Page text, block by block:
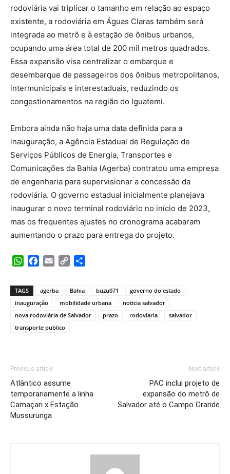
rodoviária vai triplicar o tamanho em relação ao espaço
existente, a rodoviária em Águas Claras também será
integrada ao metrô e à estação de ônibus urbanos,
ocupando uma área total de 200 mil metros quadrados.
Essa expansão visa centralizar o embarque e
desembarque de passageiros dos ônibus metropolitanos,
intermunicipais e interestaduais, reduzindo os
congestionamentos na região do Iguatemi.
Embora ainda não haja uma data definida para a
inauguração, a Agência Estadual de Regulação de
Serviços Públicos de Energia, Transportes e
Comunicações da Bahia (Agerba) contratou uma empresa
de engenharia para supervisionar a concessão da
rodoviária. O governo estadual inicialmente planejava
inaugurar o novo terminal rodoviário no início de 2023,
mas os frequentes ajustes no cronograma acabaram
aumentando o prazo para entrega do projeto.
WhatsApp
Facebook
Email Copy
TAGS agerba Bahia buzu071
governo do estado
inauguração
mobilidade urbana
noticia salvador
nova rodoviária de Salvador
prazo rodoviaria
salvador
transporte publico
Previous article
Atlântico assume
temporariamente a linha
Camaçari x Estação
Mussurunga
Next article
PAC inclui projeto de
expansão do metrô de
Salvador até o Campo Grande